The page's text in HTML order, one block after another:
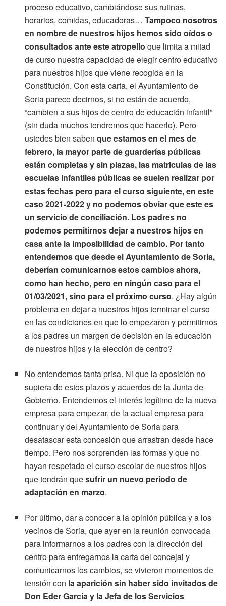
proceso educativo, cambiándose sus rutinas,
horarios, comidas, educadoras…Tampoco nosotros
en nombre de nuestros hijos hemos sido oídos o
consultados ante este atropelloque limita a mitad
de curso nuestra capacidad de elegir centro educativo
para nuestros hijos que viene recogida en la
Constitución. Con esta carta, el Ayuntamiento de
Soria parece decirnos, si no están de acuerdo,
“cambien a sus hijos de centro de educación infantil”
(sin duda muchos tendremos que hacerlo). Pero
ustedes bien sabenque estamos en el mes de
febrero, la mayor parte de guarderías públicas
están completas y sin plazas, las matriculas de las
escuelas infantiles públicas se suelen realizar por
estas fechas pero para el curso siguiente, en este
caso 2021-2022 y no podemos obviar que este es
un servicio de conciliación. Los padres no
podemos permitirnos dejar a nuestros hijos en
casa ante la imposibilidad de cambio. Por tanto
entendemos que desde el Ayuntamiento de Soria,
deberían comunicarnos estos cambios ahora,
como han hecho, pero en ningún caso para el
01/03/2021, sino para el próximo curso. ¿Hay algún
problema en dejar a nuestros hijos terminar el curso
en las condiciones en que lo empezaron y permitirnos
a los padres un margen de decisión en la educación
de nuestros hijos y la elección de centro?
No entendemos tanta prisa. Ni que la oposición no
supiera de estos plazos y acuerdos de la Junta de
Gobierno. Entendemos el interés legítimo de la nueva
empresa para empezar, de la actual empresa para
continuar y del Ayuntamiento de Soria para
desatascar esta concesión que arrastran desde hace
tiempo. Pero nos sorprenden las formas y que no
hayan respetado el curso escolar de nuestros hijos
que tendrán quesufrir un nuevo periodo de
adaptación en marzo.
Por último, dar a conocer a la opinión pública y a los
vecinos de Soria, que ayer en la reunión convocada
para informarnos a los padres con la dirección del
centro para entregarnos la carta del concejal y
comunicarnos los cambios, se vivieron momentos de
tensión con la aparición sin haber sido invitados de
Don Eder García y la Jefa de los Servicios